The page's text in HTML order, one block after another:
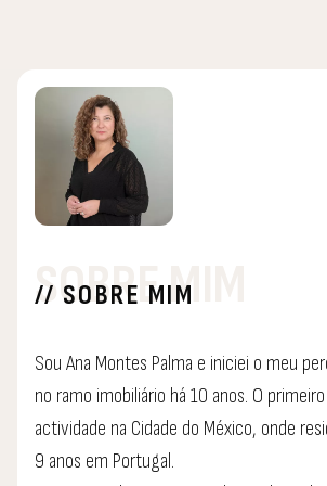
// SOBRE MIM
SOBRE MIM
Sou Ana Montes Palma e iniciei o meu
no ramo imobiliário há 10 anos. O
actividade na Cidade do México, onde
9 anos em Portugal.